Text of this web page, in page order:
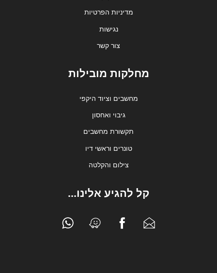
מדיניות הפרטיות
נגישות
צור קשר
מחלקות מובילות
מחשבים וציוד היקפי
גיבוי ואחסון
תקשורת מחשבים
טונרים וראשי דיו
צילום והקלטה
קל להגיע אלינו...